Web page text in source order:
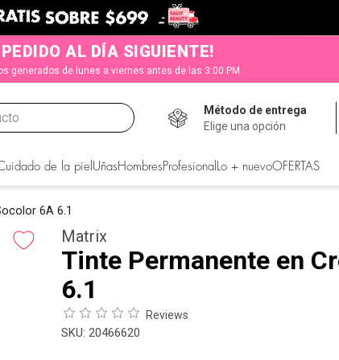
PEDIDO AL DÍA SIGUIENTE!
generados de lunes a viernes antes de las 3:00 PM
producto
Método de entrega
Elige una opción
de la piel Uñas Hombres Profesional Lo + nuevoOFERTAS
6A 6.1
Matrix
Tinte Permanente en
6.1
Reviews
: 20466620